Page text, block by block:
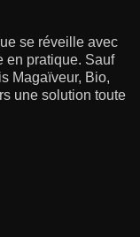
se réveille avec
en pratique. Sauf
Magaïveur, Bio,
une solution toute